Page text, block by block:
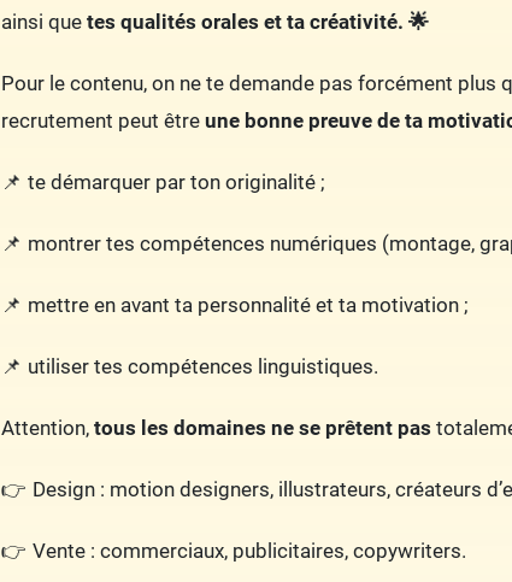
ainsi que tes qualités orales et ta créativité. 🌟
Pour le contenu, on ne te demande pas forcément plus
recrutement peut être une bonne preuve de ta
te démarquer par ton originalité ;
montrer tes compétences numériques (montage,
mettre en avant ta personnalité et ta motivation ;
utiliser tes compétences linguistiques.
Attention, tous les domaines ne se prêtent pas
Design : motion designers, illustrateurs, créateurs
Vente : commerciaux, publicitaires, copywriters.